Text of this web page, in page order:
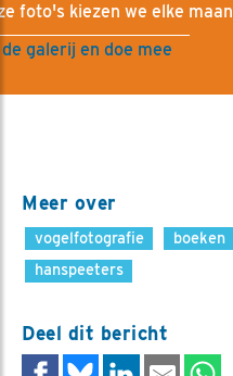
foto's kiezen we elke
galerij en doe mee
Meer over
vogelfotografie boeken
hanspeeters
Deel dit bericht